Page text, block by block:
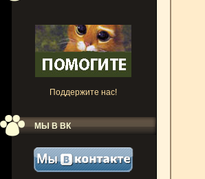
Поддержите нас!
МЫ В ВК